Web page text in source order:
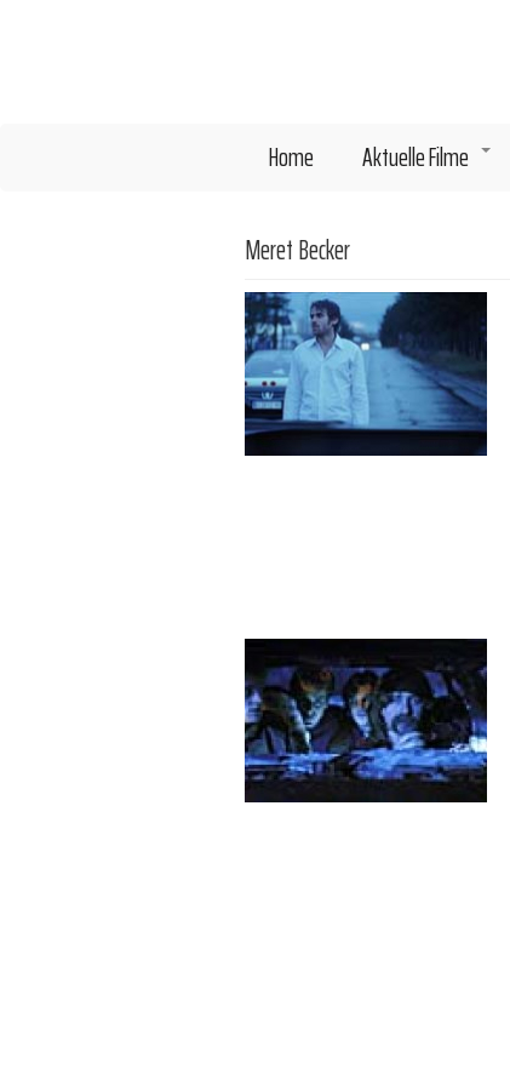
Home +
Aktuelle Filme
Meret Becker